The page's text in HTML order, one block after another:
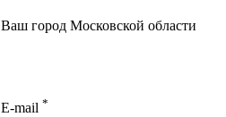
Ваш город Московской области
E-mail *